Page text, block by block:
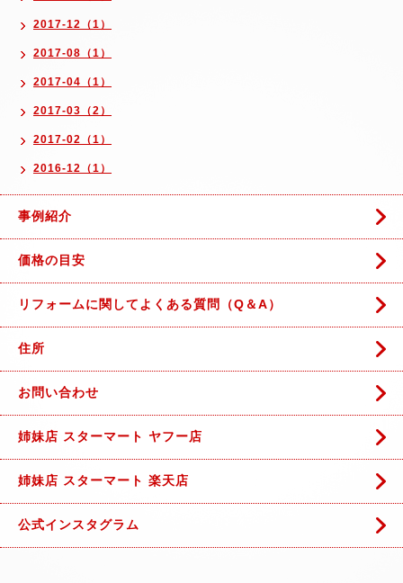
2017-12（1）
2017-08（1）
2017-04（1）
2017-03（2）
2017-02（1）
2016-12（1）
事例紹介
価格の目安
リフォームに関してよくある質問（Q＆A）
住所
お問い合わせ
姉妹店 スターマート ヤフー店
姉妹店 スターマート 楽天店
公式インスタグラム